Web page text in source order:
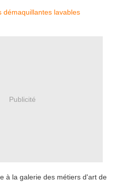
Publicité
à la galerie des métiers d'art de